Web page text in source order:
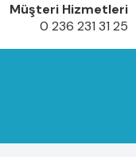
Müşteri Hizmetleri
0 236 231 31 25